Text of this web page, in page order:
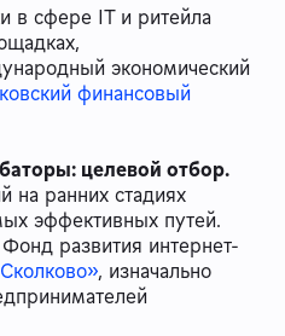
в сфере IT и ритейла
экономический
финансовый
целевой отбор.
на ранних стадиях
эффективных путей.
развития интернет-
, изначально